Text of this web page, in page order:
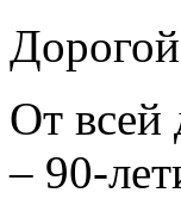
От всей
– 90-